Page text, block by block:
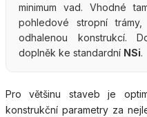
minimum vad. Vhodné
pohledové stropní
odhalenou konstrukcí.
doplněk ke standardní NSi.
Pro většinu staveb je
konstrukční parametry za